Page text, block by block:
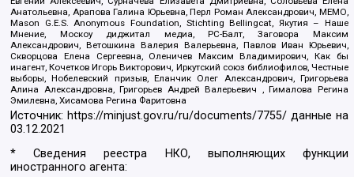
Анатольевна, Арапова Галина Юрьевна, Перл Роман Александрович, МЕМО,
Mason G.E.S. Anonymous Foundation, Stichting Bellingcat, Якутия – Наше
Мнение, Москоу диджитал медиа, РС-Балт, Заговора Максим
Александрович, Ветошкина Валерия Валерьевна, Павлов Иван Юрьевич,
Скворцова Елена Сергеевна, Оленичев Максим Владимирович, Как бы
инагент, Кочетков Игорь Викторович, Иркутский союз библиофилов, Честные
выборы, Нобелевский призыв, Еланчик Олег Александрович, Григорьева
Алина Александровна, Григорьев Андрей Валерьевич , Гималова Регина
Эмилевна, Хисамова Регина Фаритовна
Источник: https://minjust.gov.ru/ru/documents/7755/ данные на
03.12.2021
* Сведения реестра НКО, выполняющих функции
иностранного агента: